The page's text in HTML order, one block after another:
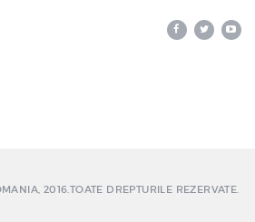
2016.TOATE DREPTURILE REZERVATE.